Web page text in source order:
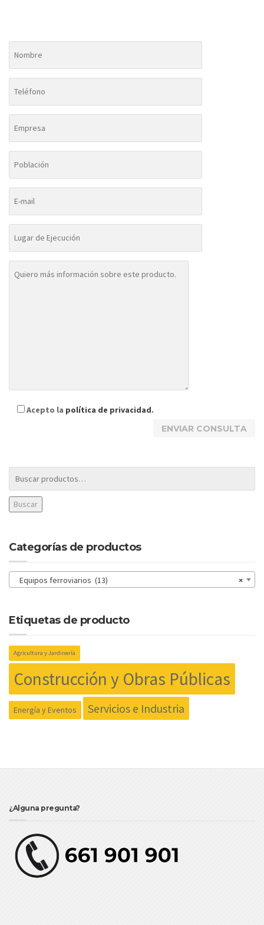
Acepto la política de privacidad.
Buscar
Categorías de productos
×
Equipos ferroviarios (13)
Etiquetas de producto
Agricultura y Jardinería
Construcción y Obras Públicas
Energía y Eventos Servicios e Industria
¿Alguna pregunta?